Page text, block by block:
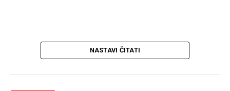
NASTAVI ČITATI